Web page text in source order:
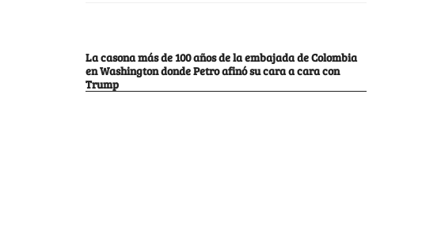
La casona más de 100 años de la embajada de Colombia
en Washington donde Petro afinó su cara a cara con
Trump